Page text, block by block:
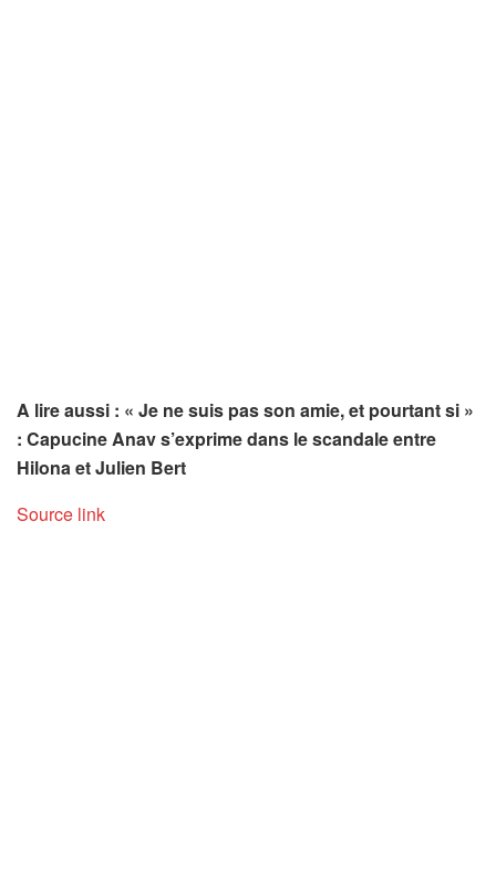
A lire aussi : « Je ne suis pas son amie, et pourtant si »
: Capucine Anav s’exprime dans le scandale entre
Hilona et Julien Bert
Source link